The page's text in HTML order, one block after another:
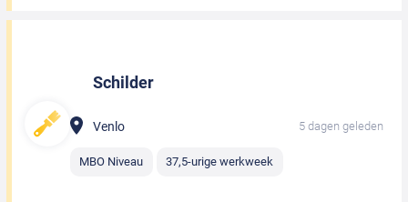
Schilder
Venlo 5 dagen geleden
MBO Niveau 37,5-urige werkweek